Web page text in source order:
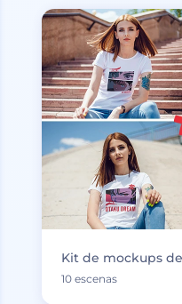
Kit de mockups
10 escenas